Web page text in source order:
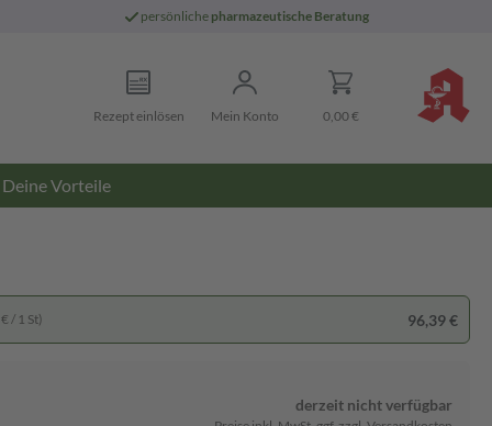
persönliche pharmazeutische Beratung
Rezept einlösen Mein Konto 0,00 €
Deine Vorteile
/ 1 St) 96,39 €
derzeit nicht verfügbar